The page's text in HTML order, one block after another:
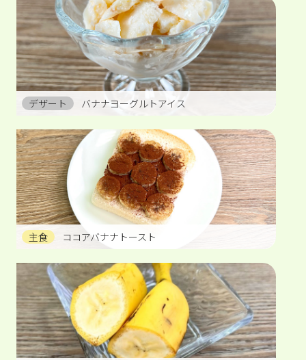
デザート バナナヨーグルトアイス
主食 ココアバナナトースト